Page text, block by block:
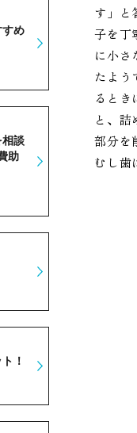
す」と
子を丁
に小さ
たよう
るとき
と、
部分を
むし歯
すめ
相談
助
！